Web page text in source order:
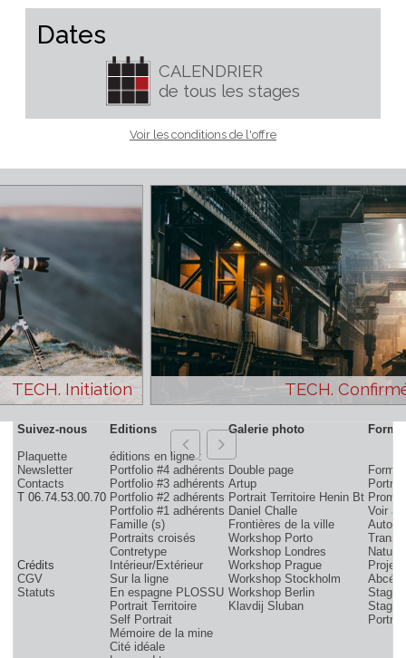
normal, 5€ réduit ou 75€ entreprise
Dates
de tous les stages
Voir les conditions de l'offre
TECH. Initiation TECH.
Editions Galerie photo
Plaquette éditions en ligne :
Newsletter Portfolio #4 adhérents Double page
Portfolio #3 adhérents Artup
T 06.74.53.00.70 Portfolio #2 adhérents Portrait Territoire Henin Bt
Portfolio #1 adhérents
Famille (s)